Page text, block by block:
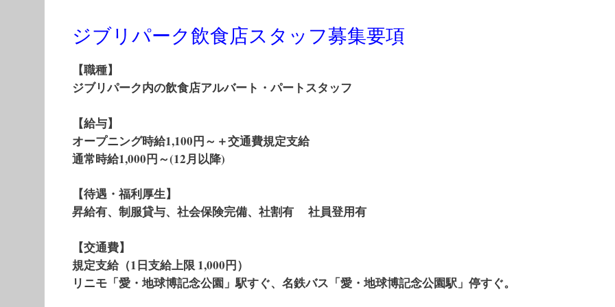
ジブリパーク飲食店スタッフ募集要項
【職種】
ジブリパーク内の飲食店アルバート・パートスタッフ
【給与】
オープニング時給1,100円～＋交通費規定支給
通常時給1,000円～(12月以降)
【待遇・福利厚生】
昇給有、制服貸与、社会保険完備、社割有 社員登用有
【交通費】
規定支給（1日支給上限 1,000円）
リニモ「愛・地球博記念公園」駅すぐ、名鉄バス「愛・地球博記念公園駅」停すぐ。